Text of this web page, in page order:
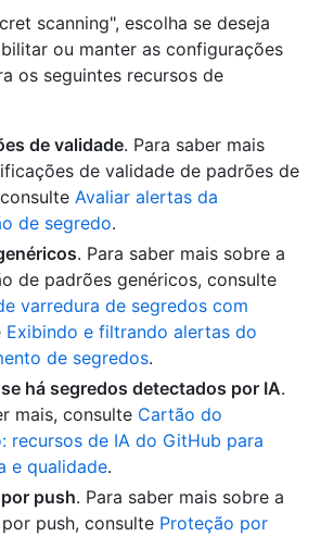
scanning", escolha se deseja
ou manter as configurações
os seguintes recursos de
de validade. Para saber mais
de validade de padrões de
Avaliar alertas da
de segredo.
. Para saber mais sobre a
de padrões genéricos, consulte
varredura de segredos com
Exibindo e filtrando alertas do
de segredos.
há segredos detectados por IA.
mais, consulte Cartão do
recursos de IA do GitHub para
e qualidade.
push. Para saber mais sobre a
push, consulte Proteção por